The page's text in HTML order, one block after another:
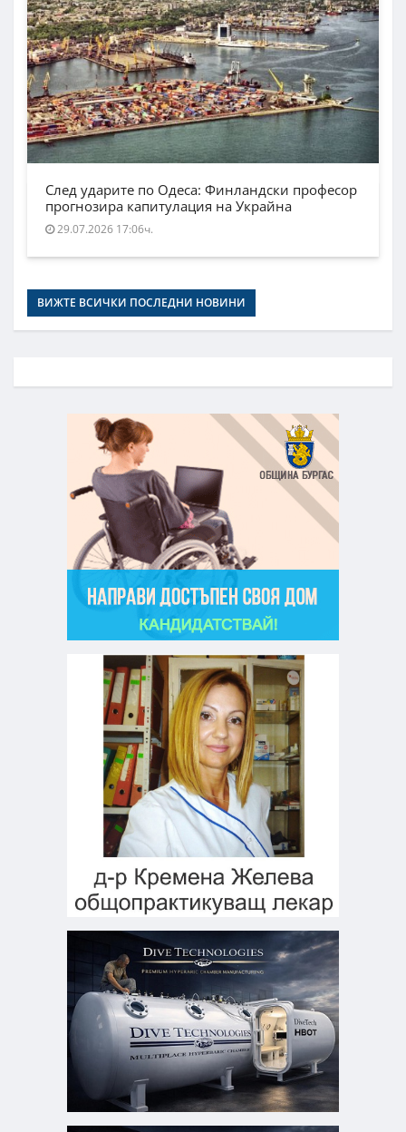
След ударите по Одеса: Финландски професор
прогнозира капитулация на Украйна
29.07.2026 17:06ч.
ВИЖТЕ ВСИЧКИ ПОСЛЕДНИ НОВИНИ